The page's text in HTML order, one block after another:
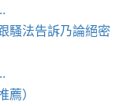
騷法告訴乃論絕密
）